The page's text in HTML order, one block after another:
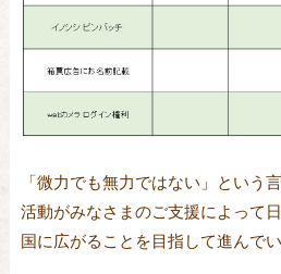
「微力でも無力ではない」という
活動がみなさまのご支援によって
国に広がることを目指して進んでい